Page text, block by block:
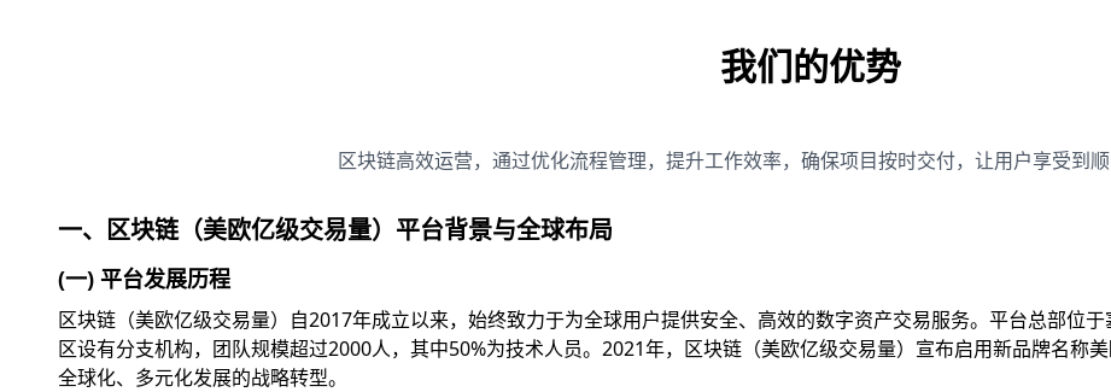
我们的优势
区块链高效运营，通过优化流程管理，提升工作效率，确保项目按时交付，让用户享受到顺
一、区块链（美欧亿级交易量）平台背景与全球布局
(一) 平台发展历程
区块链（美欧亿级交易量）自2017年成立以来，始终致力于为全球用户提供安全、高效的数字资产交易服务。平台总部位
区设有分支机构，团队规模超过2000人，其中50%为技术人员。2021年，区块链（美欧亿级交易量）宣布启用新品牌名称
全球化、多元化发展的战略转型。